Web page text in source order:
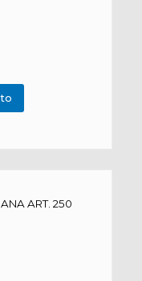
ART. 250